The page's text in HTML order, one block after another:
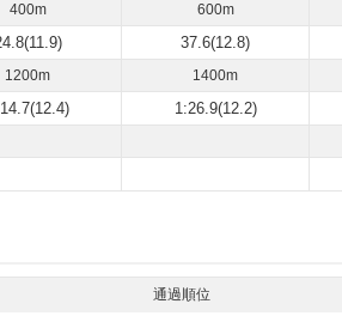
400m 600m
37.6(12.8)
1200m 1400m
1:26.9(12.2)
通過順位